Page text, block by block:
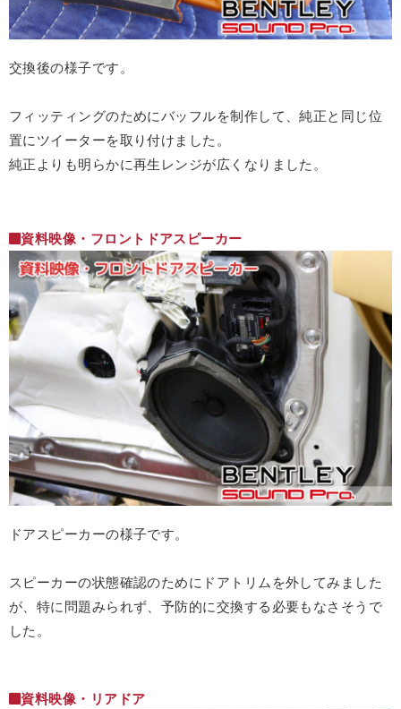
交換後の様子です。
フィッティングのためにバッフルを制作して、純正と同じ位
置にツイーターを取り付けました。
純正よりも明らかに再生レンジが広くなりました。
資料映像・フロントドアスピーカー
ドアスピーカーの様子です。
スピーカーの状態確認のためにドアトリムを外してみました
が、特に問題みられず、予防的に交換する必要もなさそうで
した。
資料映像・リアドア